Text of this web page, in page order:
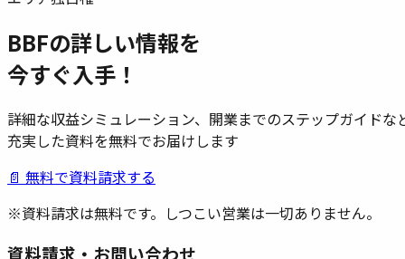
BBFの詳しい情報を
今すぐ入手！
詳細な収益シミュレーション、開業までのステップガイドな
充実した資料を無料でお届けします
📄 無料で資料請求する
※資料請求は無料です。しつこい営業は一切ありません。
資料請求・お問い合わせ